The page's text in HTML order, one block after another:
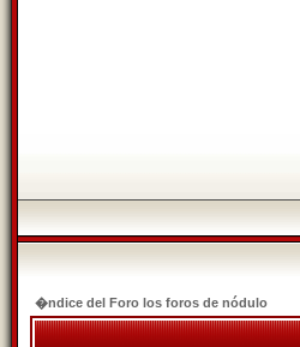
�ndice del Foro los foros de nódulo